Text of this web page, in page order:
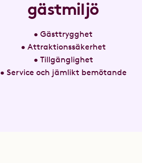
gästmiljö
• Gästtrygghet
• Attraktionssäkerhet
• Tillgänglighet
• Service och jämlikt bemötande